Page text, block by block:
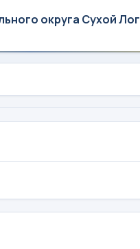
округа Сухой Лог